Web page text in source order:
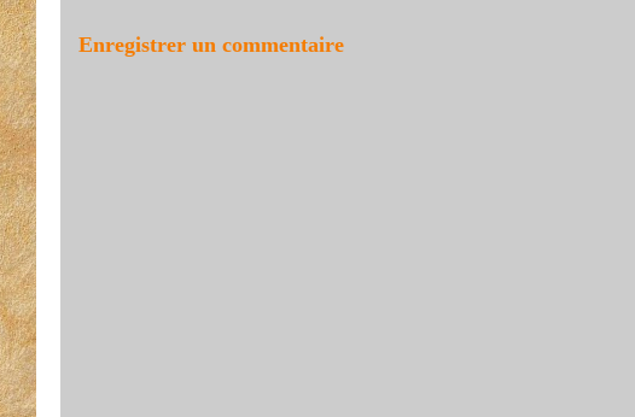
Enregistrer un commentaire